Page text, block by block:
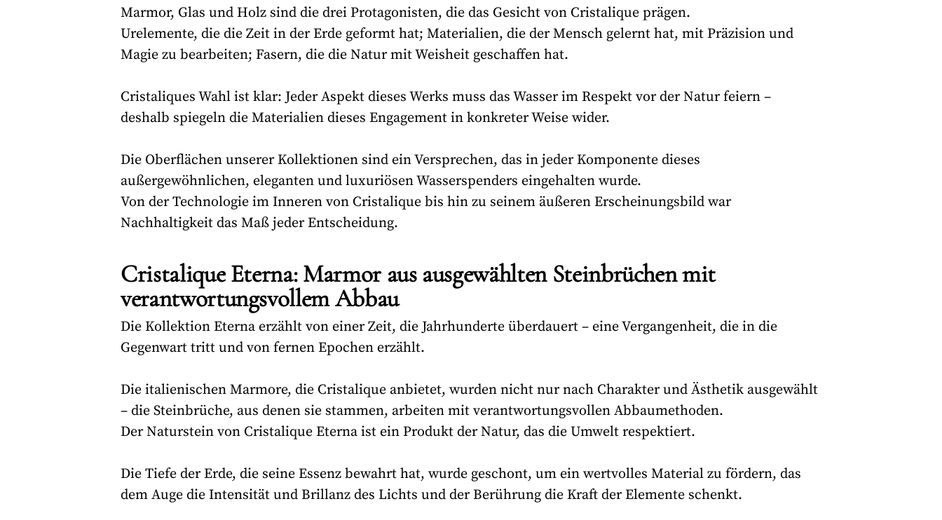
Marmor, Glas und Holz sind die drei Protagonisten, die das Gesicht von Cristalique prägen.
Urelemente, die die Zeit in der Erde geformt hat; Materialien, die der Mensch gelernt hat, mit Präzision und
Magie zu bearbeiten; Fasern, die die Natur mit Weisheit geschaffen hat.
Cristaliques Wahl ist klar: Jeder Aspekt dieses Werks muss das Wasser im Respekt vor der Natur feiern –
deshalb spiegeln die Materialien dieses Engagement in konkreter Weise wider.
Die Oberflächen unserer Kollektionen sind ein Versprechen, das in jeder Komponente dieses
außergewöhnlichen, eleganten und luxuriösen Wasserspenders eingehalten wurde.
Von der Technologie im Inneren von Cristalique bis hin zu seinem äußeren Erscheinungsbild war
Nachhaltigkeit das Maß jeder Entscheidung.
Cristalique Eterna: Marmor aus ausgewählten Steinbrüchen mit
verantwortungsvollem Abbau
Die Kollektion Eterna erzählt von einer Zeit, die Jahrhunderte überdauert – eine Vergangenheit, die in die
Gegenwart tritt und von fernen Epochen erzählt.
Die italienischen Marmore, die Cristalique anbietet, wurden nicht nur nach Charakter und Ästhetik ausgewählt
– die Steinbrüche, aus denen sie stammen, arbeiten mit verantwortungsvollen Abbaumethoden.
Der Naturstein von Cristalique Eterna ist ein Produkt der Natur, das die Umwelt respektiert.
Die Tiefe der Erde, die seine Essenz bewahrt hat, wurde geschont, um ein wertvolles Material zu fördern, das
dem Auge die Intensität und Brillanz des Lichts und der Berührung die Kraft der Elemente schenkt.